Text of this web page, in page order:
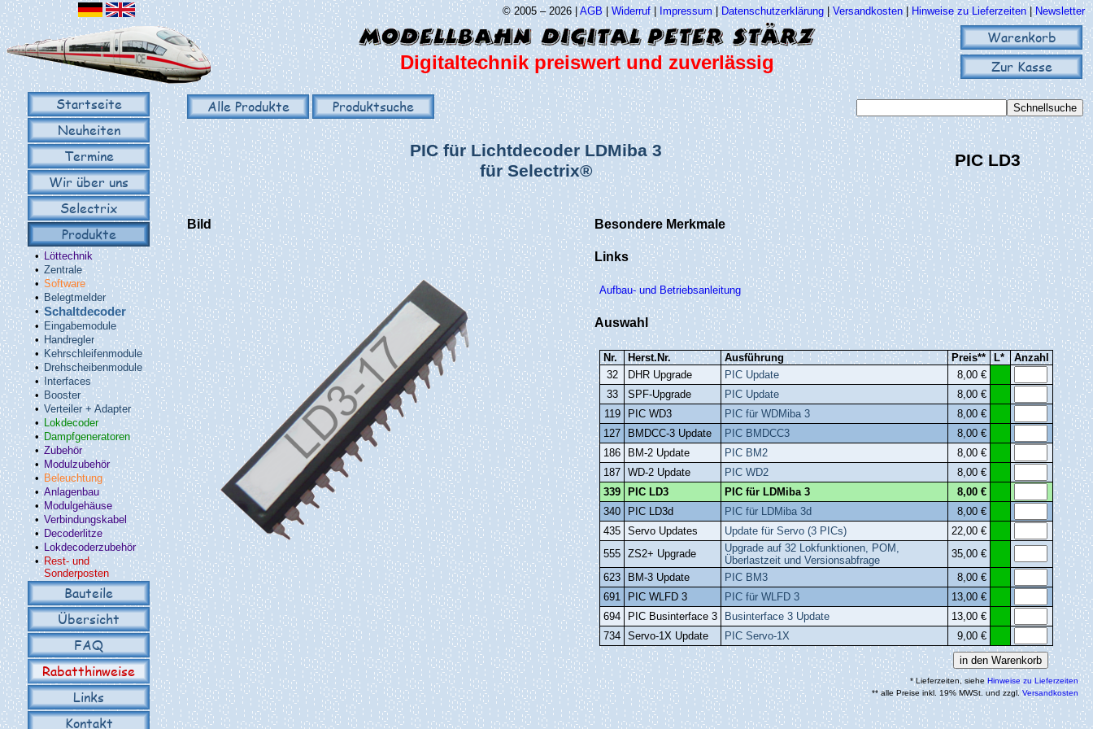
© 2005 – 2026 |AGB| Widerruf| Impressum | Datenschutzerklärung | Versandkosten| Hinweise zu Lieferzeiten|Newsletter
Warenkorb
Zur Kasse
Digitaltechnik preiswert und zuverlässig
Startseite
Neuheiten
Termine
Wir über uns
Selectrix
Produkte
•Löttechnik
• Zentrale
• Software
• Belegtmelder
•Schaltdecoder
• Eingabemodule
• Handregler
• Kehrschleifenmodule
• Drehscheibenmodule
• Interfaces
• Booster
• Verteiler + Adapter
• Lokdecoder
• Dampfgeneratoren
•Zubehör
• Modulzubehör
• Beleuchtung
• Anlagenbau
•Modulgehäuse
• Verbindungskabel
• Decoderlitze
• Lokdecoderzubehör
• Rest- und
Sonderposten
Bauteile
Übersicht
FAQ
Rabatthinweise
Links
Kontakt
Alle Produkte Produktsuche
PIC für Lichtdecoder LDMiba 3
für Selectrix®
PIC LD3
Bild Besondere Merkmale
Links
Aufbau- und Betriebsanleitung
Auswahl
Nr. Herst.Nr. Ausführung Preis** L*
Anzahl
32
DHR Upgrade PIC Update
8,00 €
33
SPF‑Upgrade PIC Update
8,00 €
119
PIC WD3 PIC für WDMiba 3
8,00 €
127
BMDCC‑3 Update PIC BMDCC3
8,00 €
186
BM‑2 Update PIC BM2
8,00 €
187 WD‑2 Update PIC WD2
8,00 €
339
PIC LD3 PIC für LDMiba 3
8,00 €
340
PIC LD3d PIC für LDMiba 3d
8,00 €
435 Servo Updates Update für Servo (3 PICs)
22,00 €
555 ZS2+ Upgrade
Upgrade auf 32 Lokfunktionen, POM,
Überlastzeit und Versionsabfrage
35,00 €
623
BM‑3 Update PIC BM3
8,00 €
691
PIC WLFD 3 PIC für WLFD 3
13,00 €
694
PIC Businterface 3 Businterface 3 Update
13,00 €
734 Servo‑1X Update PIC Servo-1X 9,00 €
* Lieferzeiten, sieheHinweise zu Lieferzeiten
** alle Preise inkl. 19% MWSt. und zzgl.Versandkosten